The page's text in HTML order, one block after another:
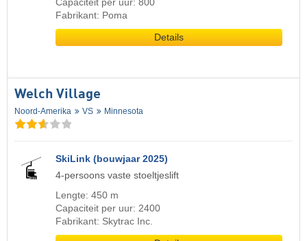
Capaciteit per uur: 800
Fabrikant: Poma
Details
Welch Village
Noord-Amerika VS Minnesota
SkiLink (bouwjaar 2025)
4-persoons vaste stoeltjeslift
Lengte: 450 m
Capaciteit per uur: 2400
Fabrikant: Skytrac Inc.